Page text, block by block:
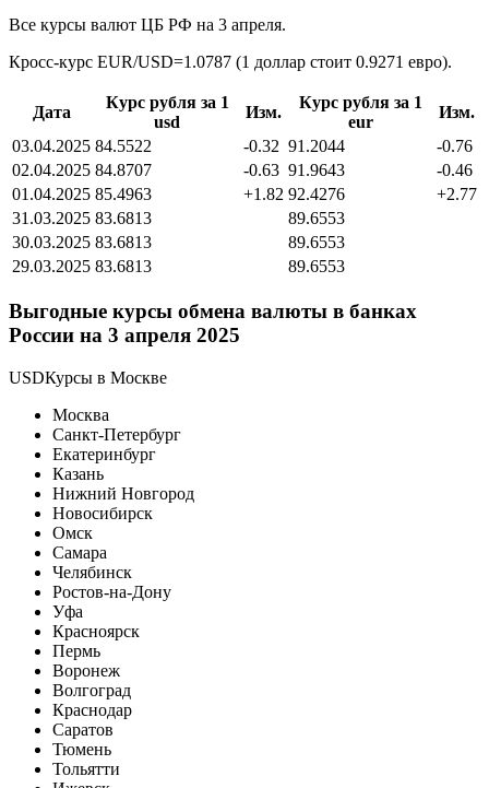
Все курсы валют ЦБ РФ на 3 апреля.
Кросс-курс EUR/USD=1.0787 (1 доллар стоит 0.9271 евро).
Дата
Курс рубля за 1
usd
Изм.
Курс рубля за 1
eur
Изм.
03.04.2025 84.5522 -0.32 91.2044
-0.76
02.04.2025 84.8707 -0.63 91.9643
-0.46
01.04.2025 85.4963 +1.82 92.4276
+2.77
31.03.2025 83.6813
89.6553
30.03.2025 83.6813
89.6553
29.03.2025 83.6813 89.6553
Выгодные курсы обмена валюты в банках
России на 3 апреля 2025
USDКурсы в Москве
Москва
Санкт-Петербург
Екатеринбург
Казань
Нижний Новгород
Новосибирск
Омск
Самара
Челябинск
Ростов-на-Дону
Уфа
Красноярск
Пермь
Воронеж
Волгоград
Краснодар
Саратов
Тюмень
Тольятти